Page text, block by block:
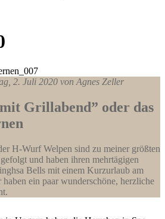
2. Juli 2020 von Agnes Zeller
Grillabend” oder das
H-Wurf Welpen sind zu meiner größten
und haben ihren mehrtägigen
Bells mit einem Kurzurlaub am
ein paar wunderschöne, herzliche